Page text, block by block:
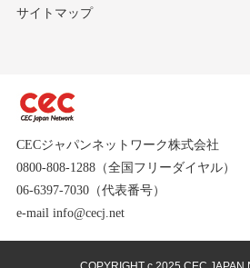
サイトマップ
CECジャパンネットワーク株式会社
0800-808-1288（全国フリーダイヤル）
06-6397-7030（代表番号）
e-mail info@cecj.net